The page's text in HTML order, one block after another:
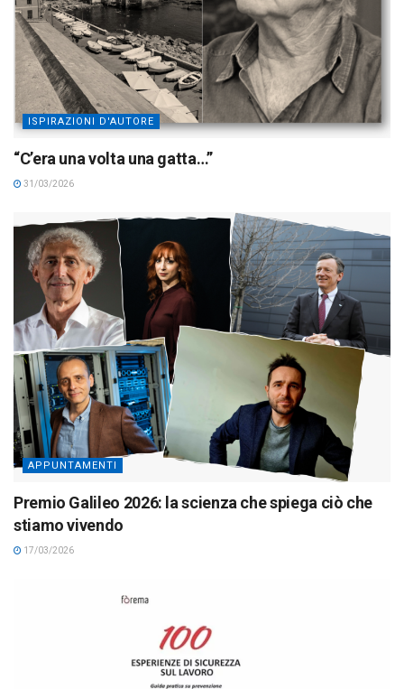
ISPIRAZIONI D'AUTORE
“C’era una volta una gatta…”
31/03/2026
APPUNTAMENTI
Premio Galileo 2026: la scienza che spiega ciò che
stiamo vivendo
17/03/2026